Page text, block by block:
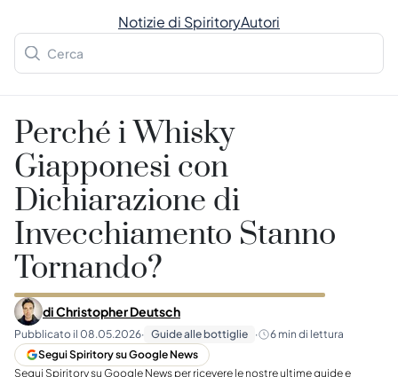
Notizie di SpiritoryAutori
Perché i Whisky
Giapponesi con
Dichiarazione di
Invecchiamento Stanno
Tornando?
diChristopher Deutsch
Pubblicato il 08.05.2026· Guide alle bottiglie · 6 min di lettura
Segui Spiritory su Google News
Segui Spiritory su Google News per ricevere le nostre ultime guide e